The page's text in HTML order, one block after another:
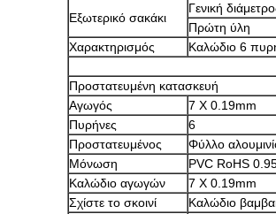
Εξωτερικό σακάκι
Γενική
Πρώτη ύλη
Χαρακτηρισμός
Καλώδιο 6
Προστατευμένη κατασκευή
Αγωγός
7 X 0.19mm
Πυρήνες
6
Προστατευμένος
Φύλλο
Μόνωση
PVC RoHS
Καλώδιο αγωγών
7 X 0.19mm
Σχίστε το σκοινί
Καλώδιο